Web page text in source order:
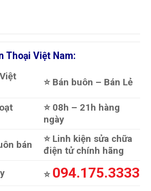
Thoại Việt Nam:
⭐️ Bán buôn – Bán Lẻ
⭐️ 08h – 21h hàng
ngày
bán
⭐️ Linh kiện sửa chữa
điện tử chính hãng
⭐️ 094.175.3333